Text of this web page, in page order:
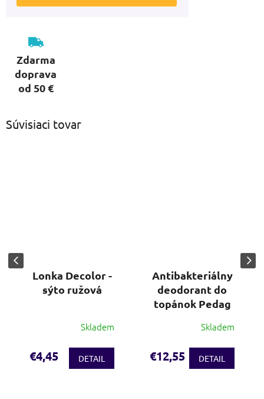
Zdarma
doprava
od 50 €
Súvisiaci tovar
Lonka Decolor -
sýto ružová
Skladem
€4,45 DETAIL
Antibakteriálny
deodorant do
topánok Pedag
Skladem
€12,55 DETAIL